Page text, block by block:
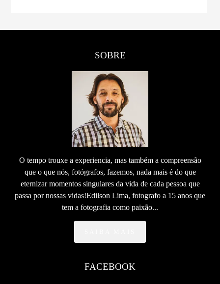
SOBRE
O tempo trouxe a experiencia, mas também a compreensão
que o que nós, fotógrafos, fazemos, nada mais é do que
eternizar momentos singulares da vida de cada pessoa que
passa por nossas vidas!Edilson Lima, fotografo a 15 anos que
tem a fotografia como paixão...
FACEBOOK